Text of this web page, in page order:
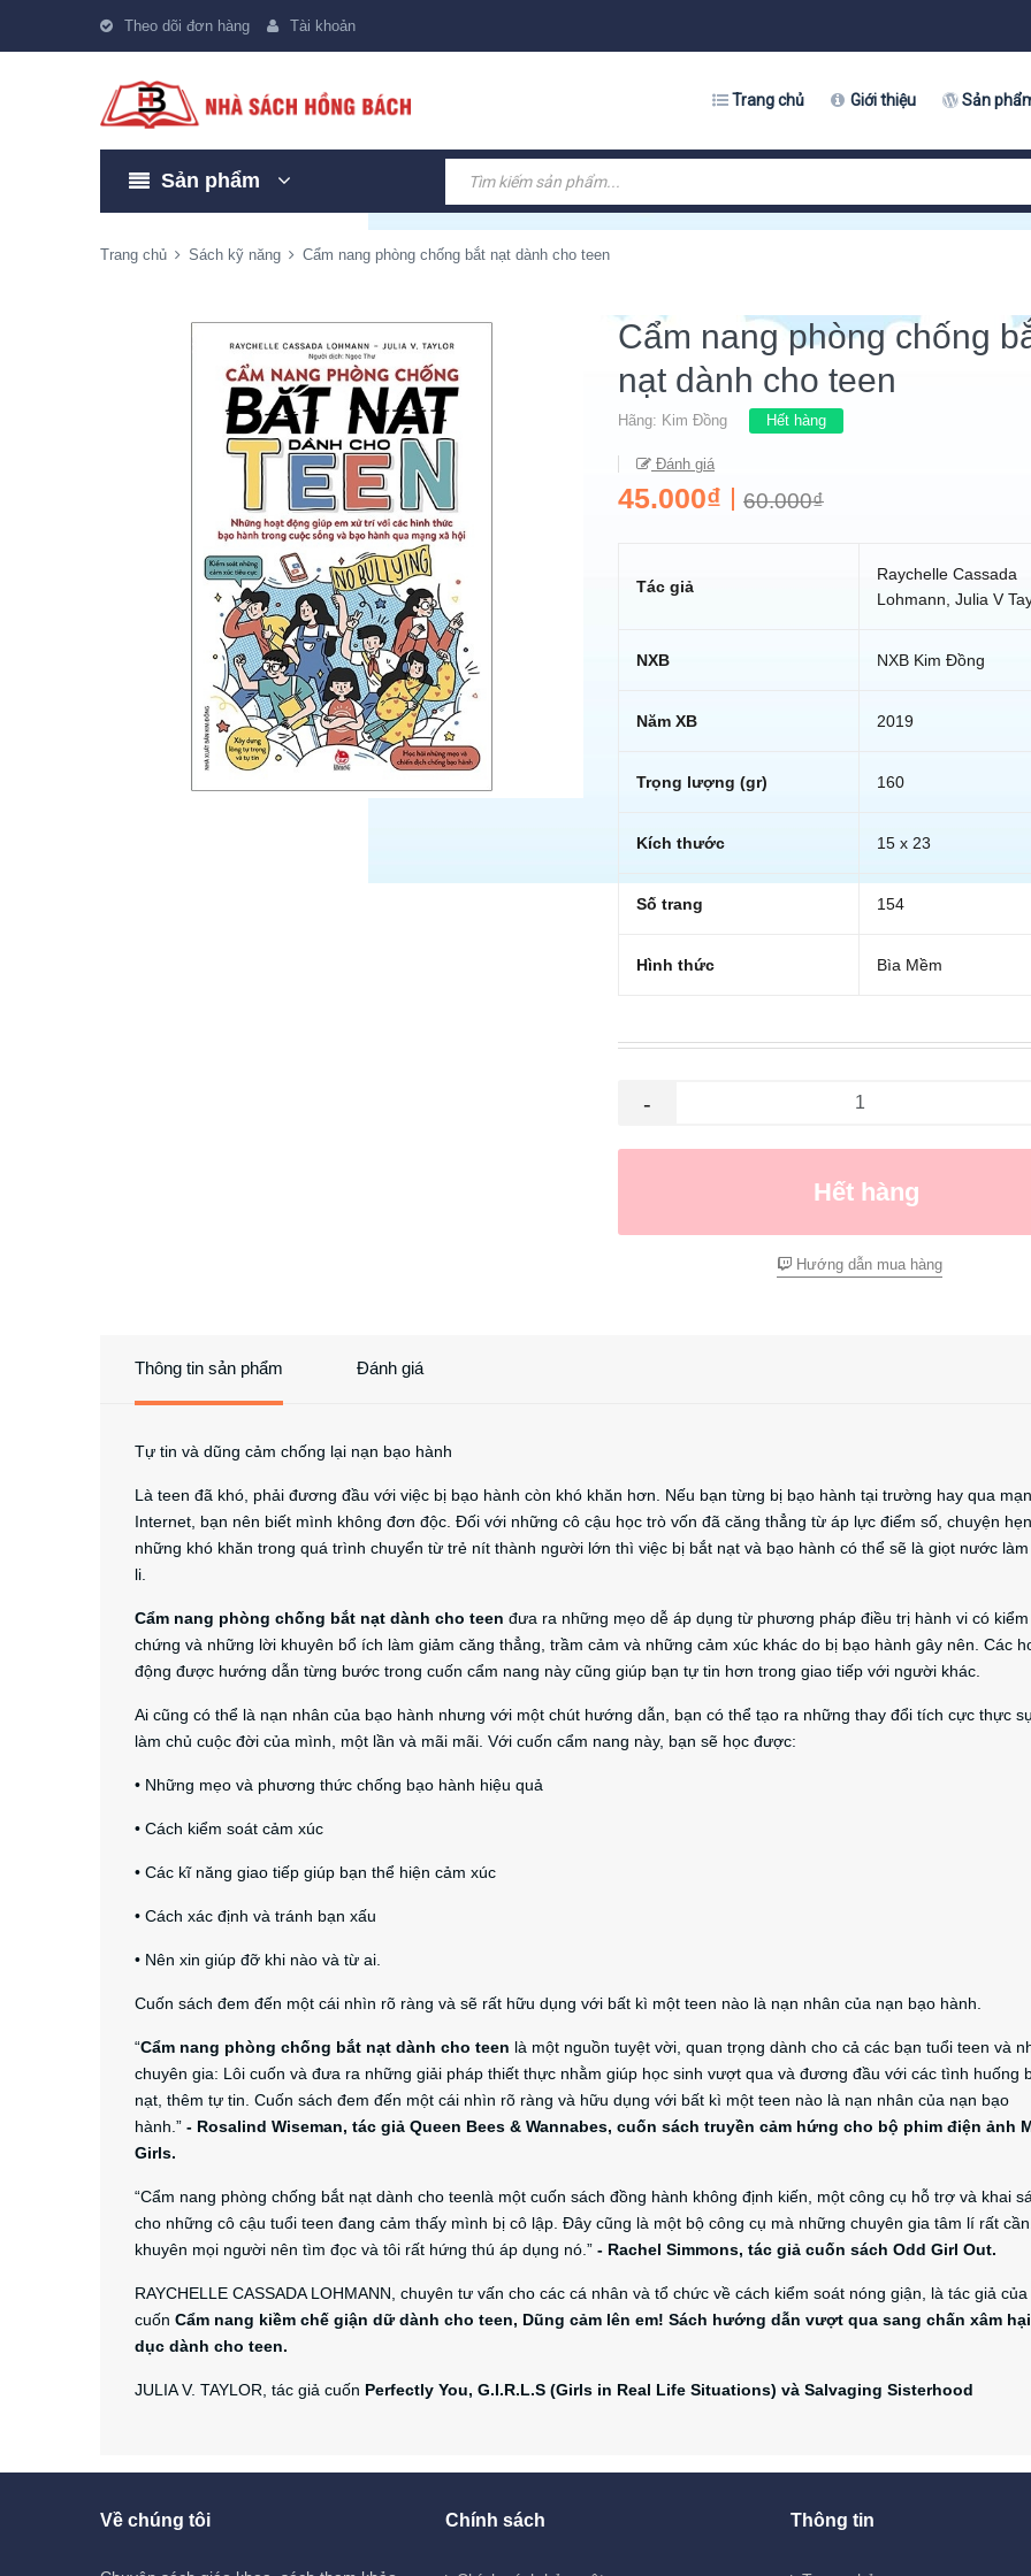
Theo dõi đơn hàng Tài khoản
Trang chủ Giới thiệu Sản
Sản phẩm
Trang chủ Sách kỹ năng Cẩm nang phòng chống bắt nạt dành cho teen
Cẩm nang phòng chống
nạt dành cho teen
Hãng: Kim Đồng Hết hàng
Đánh giá
45.000₫ 60.000₫
Tác giả
Raychelle Cassada
Lohmann, Julia V
NXB NXB Kim Đồng
Năm XB 2019
Trọng lượng (gr) 160
Kích thước 15 x 23
Số trang 154
Hình thức Bìa Mềm
-
Hết hàng
Hướng dẫn mua hàng
Thông tin sản phẩm Đánh giá
Tự tin và dũng cảm chống lại nạn bạo hành
Là teen đã khó, phải đương đầu với việc bị bạo hành còn khó khăn hơn. Nếu bạn từng bị bạo hành tại trường hay qua
Internet, bạn nên biết mình không đơn độc. Đối với những cô cậu học trò vốn đã căng thẳng từ áp lực điểm số, chuyện hẹn
những khó khăn trong quá trình chuyển từ trẻ nít thành người lớn thì việc bị bắt nạt và bạo hành có thể sẽ là giọt nước làm
li.
Cẩm nang phòng chống bắt nạt dành cho teen đưa ra những mẹo dễ áp dụng từ phương pháp điều trị hành vi có kiểm
chứng và những lời khuyên bổ ích làm giảm căng thẳng, trầm cảm và những cảm xúc khác do bị bạo hành gây nên. Các
động được hướng dẫn từng bước trong cuốn cẩm nang này cũng giúp bạn tự tin hơn trong giao tiếp với người khác.
Ai cũng có thể là nạn nhân của bạo hành nhưng với một chút hướng dẫn, bạn có thể tạo ra những thay đổi tích cực thực
làm chủ cuộc đời của mình, một lần và mãi mãi. Với cuốn cẩm nang này, bạn sẽ học được:
• Những mẹo và phương thức chống bạo hành hiệu quả
• Cách kiểm soát cảm xúc
• Các kĩ năng giao tiếp giúp bạn thể hiện cảm xúc
• Cách xác định và tránh bạn xấu
• Nên xin giúp đỡ khi nào và từ ai.
Cuốn sách đem đến một cái nhìn rõ ràng và sẽ rất hữu dụng với bất kì một teen nào là nạn nhân của nạn bạo hành.
“Cẩm nang phòng chống bắt nạt dành cho teen là một nguồn tuyệt vời, quan trọng dành cho cả các bạn tuổi teen và
chuyên gia: Lôi cuốn và đưa ra những giải pháp thiết thực nhằm giúp học sinh vượt qua và đương đầu với các tình huống
nạt, thêm tự tin. Cuốn sách đem đến một cái nhìn rõ ràng và hữu dụng với bất kì một teen nào là nạn nhân của nạn bạo
hành.” - Rosalind Wiseman, tác giả Queen Bees & Wannabes, cuốn sách truyền cảm hứng cho bộ phim điện ảnh
Girls.
“Cẩm nang phòng chống bắt nạt dành cho teenlà một cuốn sách đồng hành không định kiến, một công cụ hỗ trợ và khai
cho những cô cậu tuổi teen đang cảm thấy mình bị cô lập. Đây cũng là một bộ công cụ mà những chuyên gia tâm lí rất
khuyên mọi người nên tìm đọc và tôi rất hứng thú áp dụng nó.” - Rachel Simmons, tác giả cuốn sách Odd Girl Out.
RAYCHELLE CASSADA LOHMANN, chuyên tư vấn cho các cá nhân và tổ chức về cách kiểm soát nóng giận, là tác giả của
cuốn Cẩm nang kiềm chế giận dữ dành cho teen, Dũng cảm lên em! Sách hướng dẫn vượt qua sang chấn xâm
dục dành cho teen.
JULIA V. TAYLOR, tác giả cuốn Perfectly You, G.I.R.L.S (Girls in Real Life Situations) và Salvaging Sisterhood
Về chúng tôi Chính sách Thông tin